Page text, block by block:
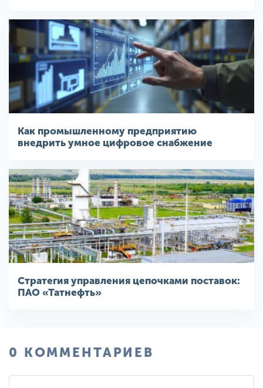
Как промышленному предприятию
внедрить умное цифровое снабжение
Стратегия управления цепочками поставок:
ПАО «Татнефть»
0 КОММЕНТАРИЕВ